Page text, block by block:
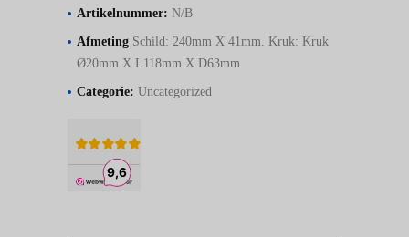
Artikelnummer: N/B
Afmeting Schild: 240mm X 41mm. Kruk: Kruk
Ø20mm X L118mm X D63mm
Categorie: Uncategorized